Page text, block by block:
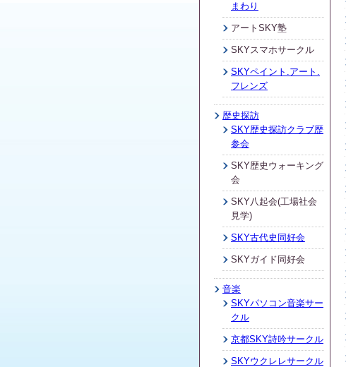
まわり
アートSKY塾
SKYスマホサークル
SKYペイント.アート.
フレンズ
歴史探訪
SKY歴史探訪クラブ歴
参会
SKY歴史ウォーキング
会
SKY八起会(工場社会
見学)
SKY古代史同好会
SKYガイド同好会
音楽
SKYパソコン音楽サー
クル
京都SKY詩吟サークル
SKYウクレレサークル